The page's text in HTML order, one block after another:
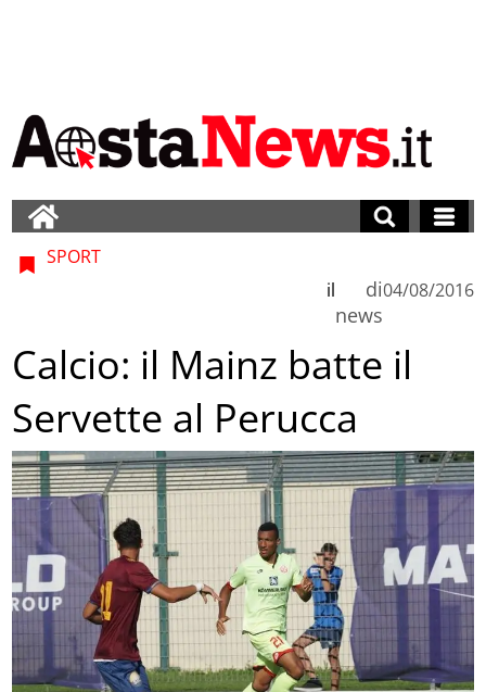
SPORT
di
news
il 04/08/2016
Calcio: il Mainz batte il
Servette al Perucca